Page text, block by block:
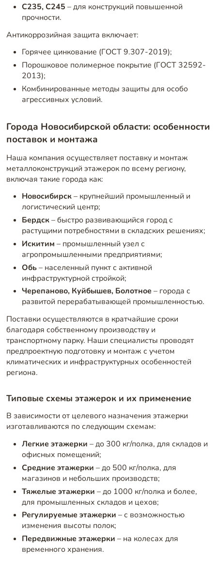
С235, С245 – для конструкций повышенной
прочности.
Антикоррозийная защита включает:
Горячее цинкование (ГОСТ 9.307-2019);
Порошковое полимерное покрытие (ГОСТ 32592-
2013);
Комбинированные методы защиты для особо
агрессивных условий.
Города Новосибирской области: особенности
поставок и монтажа
Наша компания осуществляет поставку и монтаж
металлоконструкций этажерок по всему региону,
включая такие города как:
Новосибирск– крупнейший промышленный и
логистический центр;
Бердск– быстро развивающийся город с
растущими потребностями в складских решениях;
Искитим – промышленный узел с
агропромышленными предприятиями;
Обь– населенный пункт с активной
инфраструктурной стройкой;
Черепаново, Куйбышев, Болотное– города с
развитой перерабатывающей промышленностью.
Поставки осуществляются в кратчайшие сроки
благодаря собственному производству и
транспортному парку. Наши специалисты проводят
предпроектную подготовку и монтаж с учетом
климатических и инфраструктурных особенностей
региона.
Типовые схемы этажерок и их применение
В зависимости от целевого назначения этажерки
изготавливаются по следующим схемам:
Легкие этажерки – до 300 кг/полка, для складов и
офисных помещений;
Средние этажерки – до 500 кг/полка, для
магазинов и небольших производств;
Тяжелые этажерки – до 1000 кг/полка и более,
для промышленных складов и цехов;
Регулируемые этажерки – с возможностью
изменения высоты полок;
Передвижные этажерки – на колесах для
временного хранения.